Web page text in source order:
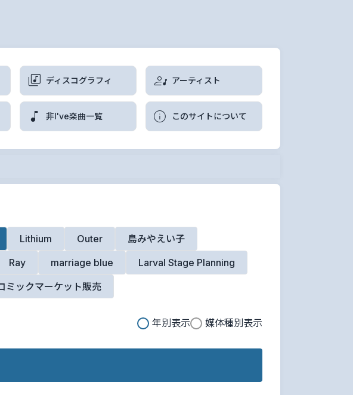
ディスコグラフィ アーティスト
非I've楽曲一覧 このサイトについて
Lithium Outer
島みやえい子
Ray marriage blue
Larval Stage Planning
ミックマーケット販売
年別表示 媒体種別表示